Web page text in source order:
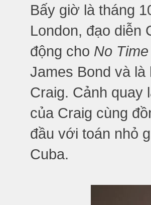
Bấy giờ là tháng
London, đạo diễn
động cho No
James Bond và
Craig. Cảnh quay
của Craig cùng
đầu với toán nhỏ
Cuba.